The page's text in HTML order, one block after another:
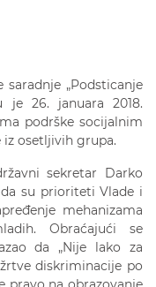
„Podsticanje
je 26. januara 2018.
podrške socijalnim
iz osetljivih grupa.
sekretar Darko
su prioriteti Vlade i
mehanizama
Obraćajući se
da „Nije lako za
diskriminacije po